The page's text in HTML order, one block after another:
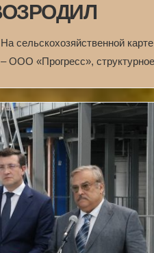
сельскохозяйственной
ООО «Прогресс»,